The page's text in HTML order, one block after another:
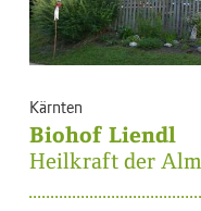
Kärnten
Biohof Liendl
Heilkraft der Alm